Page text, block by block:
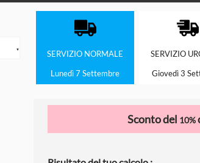
▼
SERVIZIO NORMALE
Lunedì 7 Settembre
SERVIZIO
Giovedì 3
Sconto del 10%